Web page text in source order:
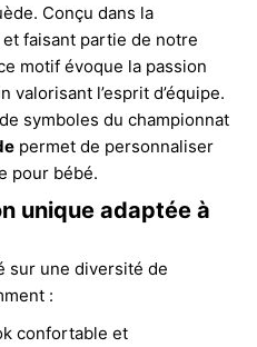
Conçu dans la
et faisant partie de notre
motif évoque la passion
l’esprit d’équipe.
symboles du championnat
permet de personnaliser
pour bébé.
unique adaptée à
sur une diversité de
:
confortable et